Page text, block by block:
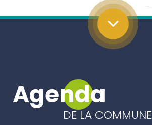
Agenda
DE LA COMMUNE